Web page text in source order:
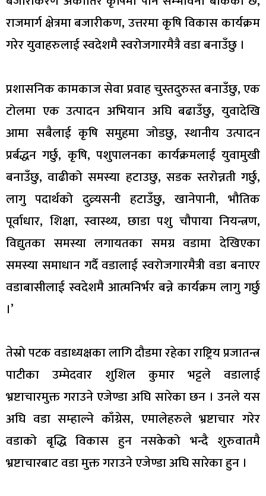
राजमार्ग क्षेत्रमा बजारीकण, उत्तरमा कृषि विकास कार्यक्रम
गरेर युवाहरुलाई स्वदेशमै स्वरोजगारमैत्रै वडा बनाउँछु ।
प्रशासनिक कामकाज सेवा प्रवाह चुस्तदुरुस्त बनाउँछु, एक
टोलमा एक उत्पादन अभियान अघि बढाउँछु, युवादेखि
आमा सबैलाई कृषि समुहमा जोडछु, स्थानीय उत्पादन
प्रर्बद्धन गर्छु, कृषि, पशुपालनका कार्यक्रमलाई युवामुखी
बनाउँछु, वाढीको समस्या हटाउछु, सडक स्तरोन्नती गर्छु,
लागु पदार्थको दुव्र्यसनी हटाउँछु, खानेपानी, भौतिक
पूर्वाधार, शिक्षा, स्वास्थ्य, छाडा पशु चौपाया नियन्त्रण,
विद्युतका समस्या लगायतका समग्र वडामा देखिएका
समस्या समाधान गर्दै वडालाई स्वरोजगारमैत्री वडा बनाएर
वडाबासीलाई स्वदेशमै आत्मनिर्भर बन्ने कार्यक्रम लागु गर्छु
।’
तेस्रो पटक वडाध्यक्षका लागि दौडमा रहेका राष्ट्रिय प्रजातन्त्र
पाटीका उम्मेदवार शुशिल कुमार भट्टले वडालाई
भ्रष्टाचारमुक्त गराउने एजेण्डा अघि सारेका छन । उनले यस
अघि वडा सम्हाल्ने काँग्रेस, एमालेहरुले भ्रष्टाचार गरेर
वडाको बृद्धि विकास हुन नसकेको भन्दै शुरुवातमै
भ्रष्टाचारबाट वडा मुक्त गराउने एजेण्डा अघि सारेका हुन ।